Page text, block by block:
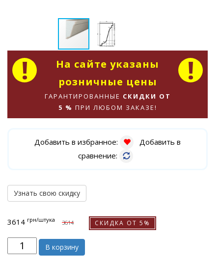
На сайте указаны
розничные цены
ГАРАНТИРОВАННЫЕ СКИДКИ ОТ
5 % ПРИ ЛЮБОМ ЗАКАЗЕ!
Добавить в избранное:
Добавить в
сравнение:
Узнать свою скидку
3614 грн/штука 3614 СКИДКА ОТ 5%
В корзину